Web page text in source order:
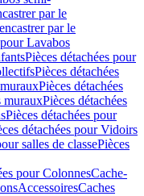
par le
par le
Lavabos
Pièces détachées pour
Pièces détachées
Pièces détachées
murauxPièces détachées
Pièces détachées pour
détachées pour Vidoirs
salles de classePièces
pour ColonnesCache-
AccessoiresCaches